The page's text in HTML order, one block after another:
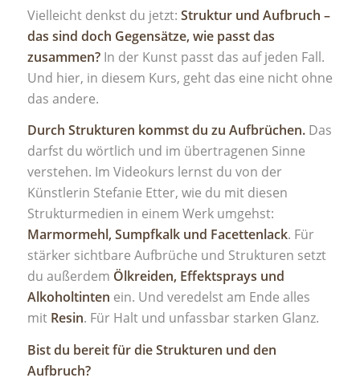
Vielleicht denkst du jetzt: Struktur und Aufbruch –
das sind doch Gegensätze, wie passt das
zusammen?In der Kunst passt das auf jeden Fall.
Und hier, in diesem Kurs, geht das eine nicht ohne
das andere.
Durch Strukturen kommst du zu Aufbrüchen.Das
darfst du wörtlich und im übertragenen Sinne
verstehen. Im Videokurs lernst du von der
Künstlerin Stefanie Etter, wie du mit diesen
Strukturmedien in einem Werk umgehst:
Marmormehl, Sumpfkalk und Facettenlack. Für
stärker sichtbare Aufbrüche und Strukturen setzt
du außerdem Ölkreiden, Effektsprays und
Alkoholtinten ein. Und veredelst am Ende alles
mit Resin. Für Halt und unfassbar starken Glanz.
Bist du bereit für die Strukturen und den
Aufbruch?